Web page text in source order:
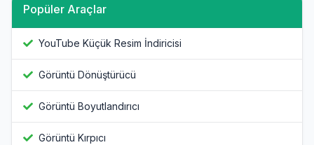
Popüler Araçlar
YouTube Küçük Resim İndiricisi
Görüntü Dönüştürücü
Görüntü Boyutlandırıcı
Görüntü Kırpıcı